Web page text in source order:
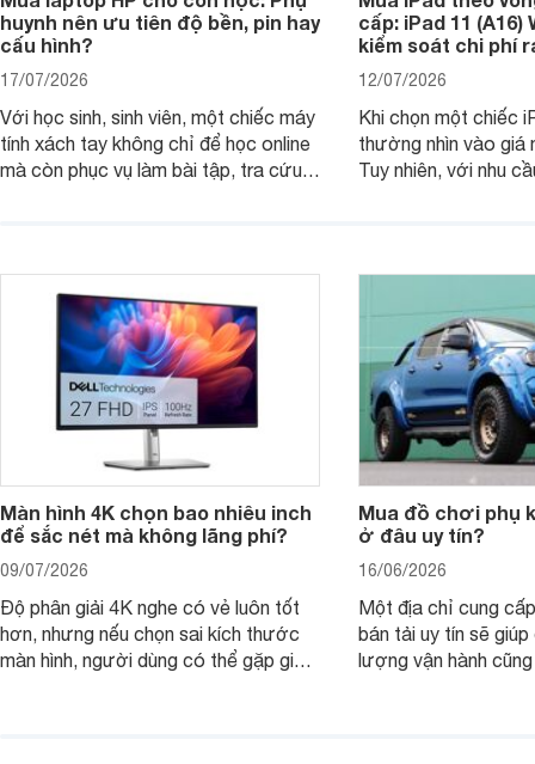
huynh nên ưu tiên độ bền, pin hay
cấu hình?
17/07/2026
Với học sinh, sinh viên, một chiếc máy
tính xách tay không chỉ để học online
mà còn phục vụ làm bài tập, tra cứu,
thay vì chỉ so sánh cấu hình trên giấy.
cấp: iPad 11 (A16)
kiểm soát chi phí
12/07/2026
Khi chọn một chiếc
thường nhìn vào
Tuy nhiên, với nhu
không, dùng được
Màn hình 4K chọn bao nhiêu inch
để sắc nét mà không lãng phí?
09/07/2026
Độ phân giải 4K nghe có vẻ luôn tốt
hơn, nhưng nếu chọn sai kích thước
màn hình, người dùng có thể gặp giao
Mua đồ chơi phụ
ở đâu uy tín?
16/06/2026
Một địa chỉ cung
bán tải uy tín sẽ
lượng vận hành